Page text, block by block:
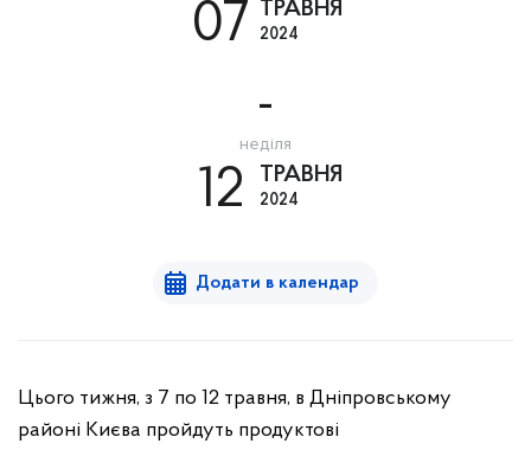
07 ТРАВНЯ
2024
-
неділя
12 ТРАВНЯ
2024
Додати в календар
Цього тижня, з 7 по 12 травня, в Дніпровському
районі Києва пройдуть продуктові